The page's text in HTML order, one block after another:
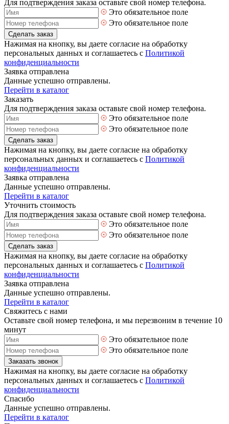
Для подтверждения заказа оставьте свой номер телефона.
Это обязательное поле
Это обязательное поле
Сделать заказ
Нажимая на кнопку, вы даете согласие на обработку
персональных данных и соглашаетесь с Политикой
конфиденциальности
Заявка отправлена
Данные успешно отправлены.
Перейти в каталог
Заказать
Для подтверждения заказа оставьте свой номер телефона.
Это обязательное поле
Это обязательное поле
Сделать заказ
Нажимая на кнопку, вы даете согласие на обработку
персональных данных и соглашаетесь с Политикой
конфиденциальности
Заявка отправлена
Данные успешно отправлены.
Перейти в каталог
Уточнить стоимость
Для подтверждения заказа оставьте свой номер телефона.
Это обязательное поле
Это обязательное поле
Сделать заказ
Нажимая на кнопку, вы даете согласие на обработку
персональных данных и соглашаетесь с Политикой
конфиденциальности
Заявка отправлена
Данные успешно отправлены.
Перейти в каталог
Свяжитесь с нами
Оставьте свой номер телефона, и мы перезвоним в течение 10
минут
Это обязательное поле
Это обязательное поле
Заказать звонок
Нажимая на кнопку, вы даете согласие на обработку
персональных данных и соглашаетесь с Политикой
конфиденциальности
Спасибо
Данные успешно отправлены.
Перейти в каталог